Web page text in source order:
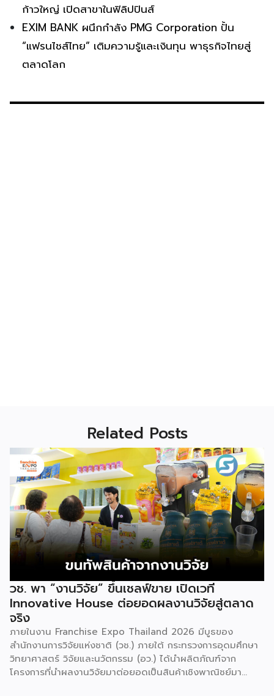
ก้าวใหญ่ เปิดสาขาในฟิลิปปินส์
EXIM BANK ผนึกกำลัง PMG Corporation ปั้น
“แฟรนไชส์ไทย” เติมความรู้และเงินทุน พาธุรกิจไทยสู่
ตลาดโลก
Related Posts
วช. พา “งานวิจัย” ขึ้นเชลฟ์ขาย เปิดเวที
Innovative House ต่อยอดผลงานวิจัยสู่ตลาด
จริง
ภายในงาน Franchise Expo Thailand 2026 มีบูธของ
สำนักงานการวิจัยแห่งชาติ (วช.) ภายใต้ กระทรวงการอุดมศึกษา
วิทยาศาสตร์ วิจัยและนวัตกรรม (อว.) ได้นำผลิตภัณฑ์จาก
โครงการที่นำผลงานวิจัยมาต่อยอดเป็นสินค้าเชิงพาณิชย์มา